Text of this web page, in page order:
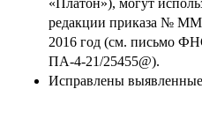
«Платон»), могут
редакции приказа №
2016 год (см. письмо
ПА-4-21/25455@).
Исправлены